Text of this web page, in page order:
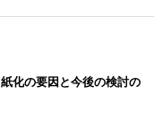
化の要因と今後の検討の